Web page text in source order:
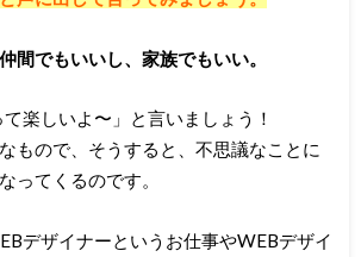
間でもいいし、家族でもいい。
て楽しいよ〜」と言いましょう！
もので、そうすると、不思議なことに
ってくるのです。
デザイナーというお仕事やWEBデザイ